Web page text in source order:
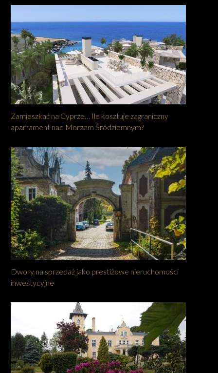
Zamieszkać na Cyprze… Ile kosztuje zagraniczny
apartament nad Morzem Śródziemnym?
Dwory na sprzedaż jako prestiżowe nieruchomości
inwestycyjne